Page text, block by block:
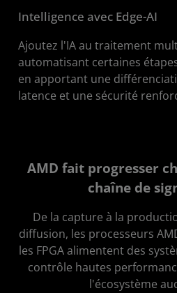
Intelligence avec Edge-AI
Ajoutez l'IA au traitement
automatisant certaines
en apportant une
latence et une sécurité
AMD fait progresser
chaîne de
De la capture à la
diffusion, les processeurs
les FPGA alimentent des
contrôle hautes
l'écosystème